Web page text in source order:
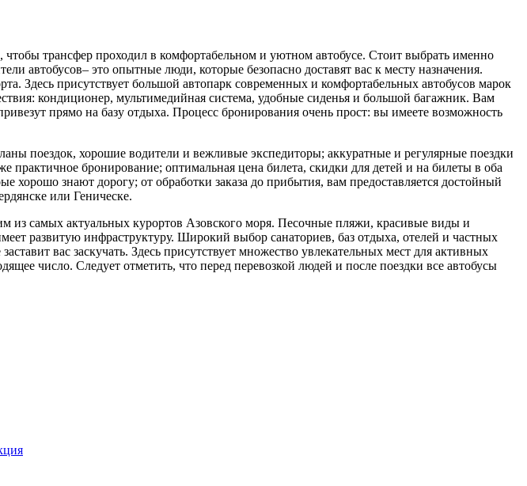
трансфер проходил в комфортабельном и уютном автобусе. Стоит выбрать именно
автобусов– это опытные люди, которые безопасно доставят вас к месту назначения.
Здесь присутствует большой автопарк современных и комфортабельных автобусов марок
кондиционер, мультимедийная система, удобные сиденья и большой багажник. Вам
прямо на базу отдыха. Процесс бронирования очень прост: вы имеете возможность
поездок, хорошие водители и вежливые экспедиторы; аккуратные и регулярные поездки
бронирование; оптимальная цена билета, скидки для детей и на билеты в оба
хорошо знают дорогу; от обработки заказа до прибытия, вам предоставляется достойный
или Геническе.
из самых актуальных курортов Азовского моря. Песочные пляжи, красивые виды и
развитую инфраструктуру. Широкий выбор санаториев, баз отдыха, отелей и частных
вас заскучать. Здесь присутствует множество увлекательных мест для активных
число. Следует отметить, что перед перевозкой людей и после поездки все автобусы